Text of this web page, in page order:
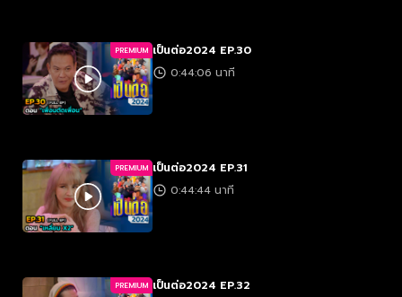
PREMIUM เป็นต่อ2024 EP.30
0:44:06 นาที
PREMIUM เป็นต่อ2024 EP.31
0:44:44 นาที
PREMIUM เป็นต่อ2024 EP.32